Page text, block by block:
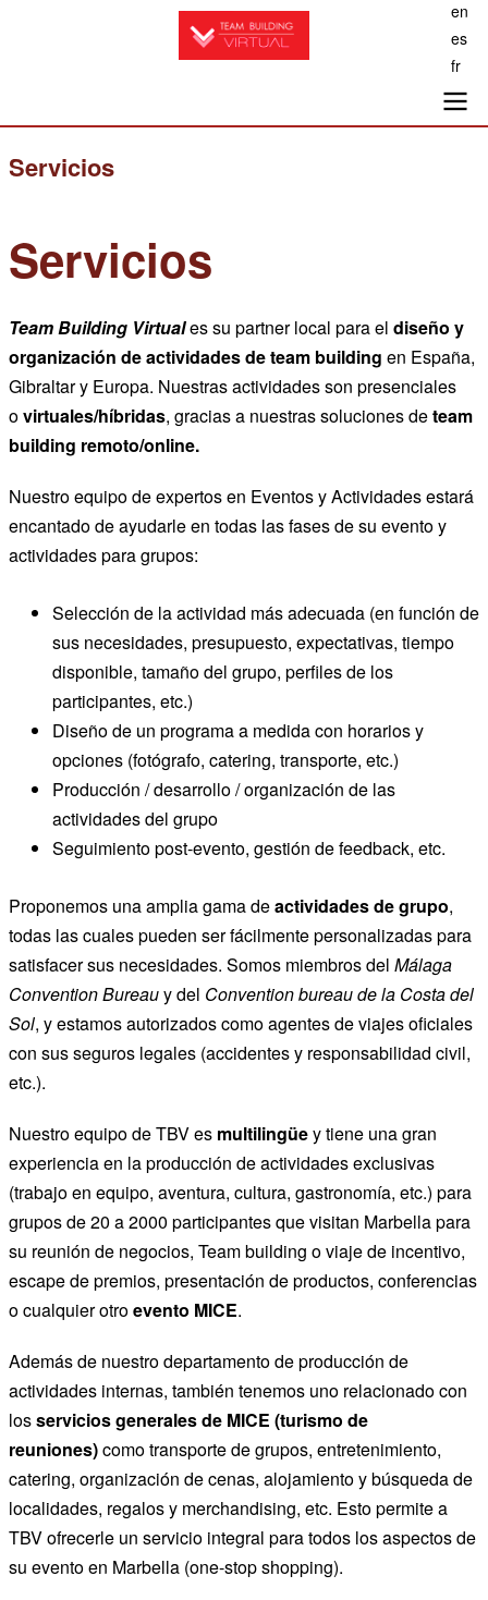
en
es
fr
Main
Servicios
Servicios
Team Building Virtuales su partner local para el diseño y
organización de actividades de team building en España,
Gibraltar y Europa. Nuestras actividades son presenciales
ovirtuales/híbridas, gracias a nuestras soluciones deteam
building remoto/online.
Nuestro equipo de expertos en Eventos y Actividades estará
encantado de ayudarle en todas las fases de su evento y
actividades para grupos:
Selección de la actividad más adecuada (en función de
sus necesidades, presupuesto, expectativas, tiempo
disponible, tamaño del grupo, perfiles de los
participantes, etc.)
Diseño de un programa a medida con horarios y
opciones (fotógrafo, catering, transporte, etc.)
Producción / desarrollo / organización de las
actividades del grupo
Seguimiento post-evento, gestión de feedback, etc.
Proponemos una amplia gama deactividades de grupo,
todas las cuales pueden ser fácilmente personalizadas para
satisfacer sus necesidades. Somos miembros del Málaga
Convention Bureauy del Convention bureau de la Costa del
Sol, y estamos autorizados como agentes de viajes oficiales
con sus seguros legales (accidentes y responsabilidad civil,
etc.).
Nuestro equipo de TBV es multilingüey tiene una gran
experiencia en la producción de actividades exclusivas
(trabajo en equipo, aventura, cultura, gastronomía, etc.) para
grupos de 20 a 2000 participantes que visitan Marbella para
su reunión de negocios, Team building o viaje de incentivo,
escape de premios, presentación de productos, conferencias
o cualquier otroevento MICE.
Además de nuestro departamento de producción de
actividades internas, también tenemos uno relacionado con
losservicios generales de MICE (turismo de
reuniones)como transporte de grupos, entretenimiento,
catering, organización de cenas, alojamiento y búsqueda de
localidades, regalos y merchandising, etc. Esto permite a
TBV ofrecerle un servicio integral para todos los aspectos de
su evento en Marbella (one-stop shopping).